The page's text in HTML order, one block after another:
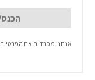
אנחנו מכבדים את